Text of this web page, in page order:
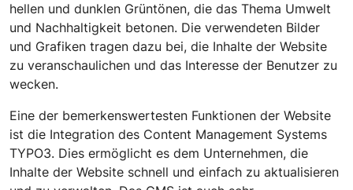
hellen und dunklen Grüntönen, die das Thema Umwelt
und Nachhaltigkeit betonen. Die verwendeten Bilder
und Grafiken tragen dazu bei, die Inhalte der Website
zu veranschaulichen und das Interesse der Benutzer zu
wecken.
Eine der bemerkenswertesten Funktionen der Website
ist die Integration des Content Management Systems
TYPO3. Dies ermöglicht es dem Unternehmen, die
Inhalte der Website schnell und einfach zu aktualisieren